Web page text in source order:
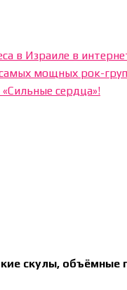
в Израиле в
мощных рок-
сердца»!
скулы, объёмные